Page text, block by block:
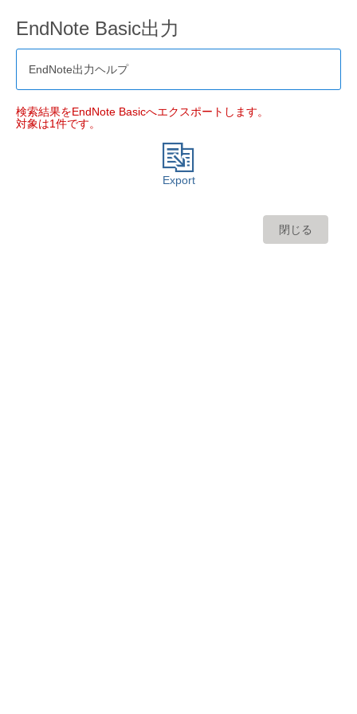
EndNote Basic出力
EndNote出力ヘルプ
検索結果をEndNote Basicへエクスポートします。
対象は1件です。
Export